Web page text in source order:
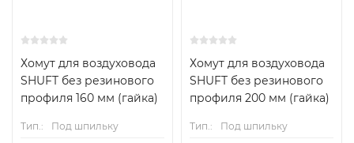
Хомут для воздуховода
SHUFT без резинового
профиля 160 мм (гайка)
Тип.:
Под шпильку
Хомут для воздуховода
SHUFT без резинового
профиля 200 мм (гайка)
Тип.:
Под шпильку